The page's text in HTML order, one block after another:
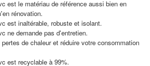
est le matériau de référence aussi bien en
rénovation.
est inaltérable, robuste et isolant.
ne demande pas d'entretien.
de chaleur et réduire votre consommation
est recyclable à 99%.